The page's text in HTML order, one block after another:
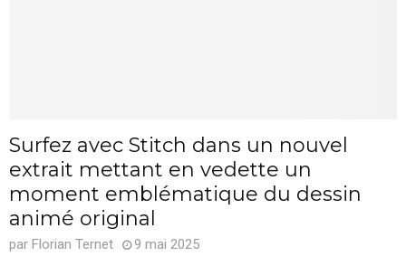
Surfez avec Stitch dans un nouvel
extrait mettant en vedette un
moment emblématique du dessin
animé original
par Florian Ternet
9 mai 2025